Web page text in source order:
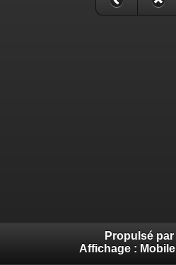
Propulsé par
Affichage : Mobile